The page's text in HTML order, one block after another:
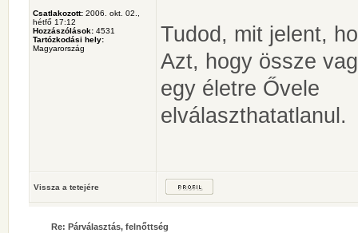
Csatlakozott: 2006. okt. 02.,
hétfő 17:12
Hozzászólások: 4531
Tartózkodási hely:
Magyarország
Tudod, mit jelent,
Azt, hogy össze
egy életre Ővele
elválaszthatatlanul.
Vissza a tetejére
Re: Párválasztás, felnőttség